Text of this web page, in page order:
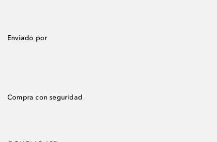
Enviado por
Compra con seguridad